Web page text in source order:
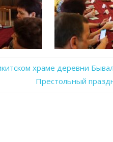
храме деревни
Next
Престольный